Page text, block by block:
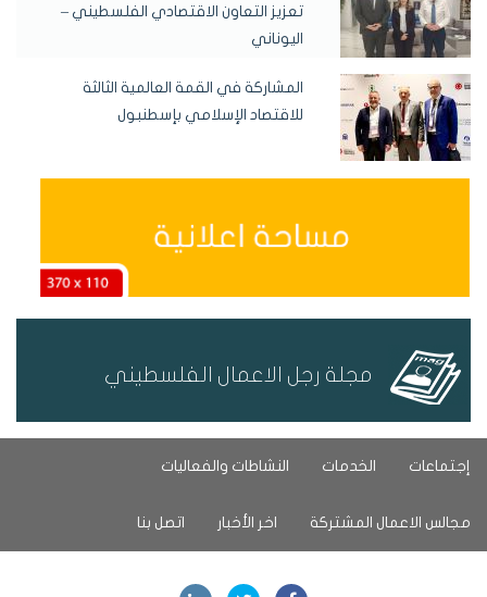
تعزيز التعاون الاقتصادي الفلسطيني –
اليوناني
المشاركة في القمة العالمية الثالثة
للاقتصاد الإسلامي بإسطنبول
مجلة رجل الاعمال الفلسطيني
إجتماعات الخدمات النشاطات والفعاليات
مجالس الاعمال المشتركة اخر الأخبار اتصل بنا